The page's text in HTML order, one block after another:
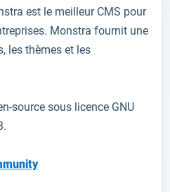
est le meilleur CMS pour
Monstra fournit une
, les thèmes et les
source sous licence GNU
.